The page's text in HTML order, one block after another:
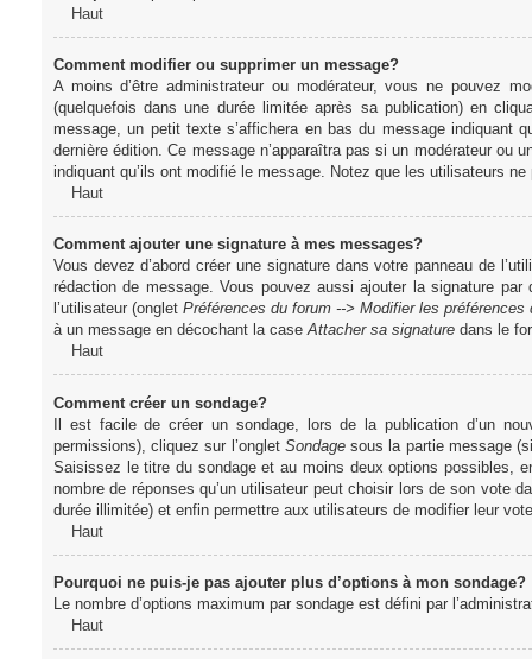
Haut
Comment modifier ou supprimer un message?
A moins d’être administrateur ou modérateur, vous ne pouvez
(quelquefois dans une durée limitée après sa publication) en
message, un petit texte s’affichera en bas du message indiquant
dernière édition. Ce message n’apparaîtra pas si un modérateur
indiquant qu’ils ont modifié le message. Notez que les utilisateurs
Haut
Comment ajouter une signature à mes messages?
Vous devez d’abord créer une signature dans votre panneau de
rédaction de message. Vous pouvez aussi ajouter la signature
l’utilisateur (onglet Préférences du forum --> Modifier les préférences
à un message en décochant la caseAttacher sa signaturedans le
Haut
Comment créer un sondage?
Il est facile de créer un sondage, lors de la publication d’un
permissions), cliquez sur l’onglet Sondagesous la partie message
Saisissez le titre du sondage et au moins deux options possibles,
nombre de réponses qu’un utilisateur peut choisir lors de son vote
durée illimitée) et enfin permettre aux utilisateurs de modifier leur
Haut
Pourquoi ne puis-je pas ajouter plus d’options à mon sondage?
Le nombre d’options maximum par sondage est défini par
Haut